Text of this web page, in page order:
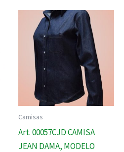
Camisas
Art. 00057CJD CAMISA
JEAN DAMA, MODELO